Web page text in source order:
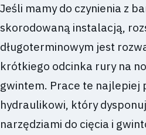
Jeśli mamy do czynienia z
skorodowaną instalacją,
długoterminowym jest
krótkiego odcinka rury na
gwintem. Prace te najlepiej
hydraulikowi, który
narzędziami do cięcia i